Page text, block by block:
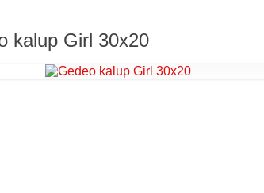
kalup Girl 30x20